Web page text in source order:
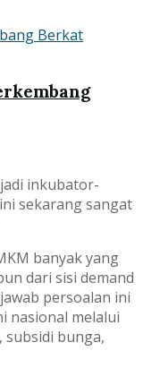
inkubator-
sekarang sangat
banyak yang
dari sisi demand
persoalan ini
nasional melalui
bunga,